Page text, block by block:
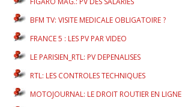
BFM TV: VISITE MEDICALE OBLIGATOIRE ?
FRANCE 5 : LES PV PAR VIDEO
LE PARISIEN_RTL: PV DEPENALISES
RTL: LES CONTROLES TECHNIQUES
MOTOJOURNAL: LE DROIT ROUTIER EN LIGNE